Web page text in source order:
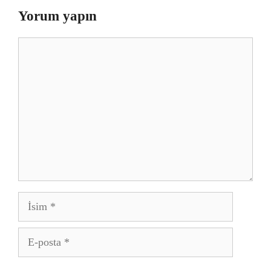
Yorum yapın
İsim
posta